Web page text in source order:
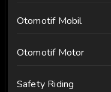
Otomotif Mobil
Otomotif Motor
Safety Riding